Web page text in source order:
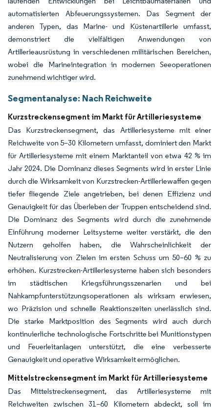
automatisierten Abfeuerungssystemen. Das Segment der
anderen Typen, das Marine- und Küstenartillerie umfasst,
demonstriert die vielfältigen Anwendungen von
Artillerieausrüstung in verschiedenen militärischen Bereichen,
wobei die Marineintegration in modernen Seeoperationen
zunehmend wichtiger wird.
Segmentanalyse: Nach Reichweite
Kurzstreckensegment im Markt für Artilleriesysteme
Das Kurzstreckensegment, das Artilleriesysteme mit einer
Reichweite von 5–30 Kilometern umfasst, dominiert den Markt
für Artilleriesysteme mit einem Marktanteil von etwa 42 % im
Jahr 2024. Die Dominanz dieses Segments wird in erster Linie
durch die Wirksamkeit von Kurzstrecken-Artilleriewaffen gegen
tiefer fliegende Ziele angetrieben, bei denen Effizienz und
Genauigkeit für das Überleben der Truppen entscheidend sind.
Die Dominanz des Segments wird durch die zunehmende
Einführung moderner Leitsysteme weiter verstärkt, die den
Nutzern geholfen haben, die Wahrscheinlichkeit der
Neutralisierung von Zielen im ersten Schuss um 50–60 % zu
erhöhen. Kurzstrecken-Artilleriesysteme haben sich besonders
im städtischen Kriegsführungsszenarien und bei
Nahkampfunterstützungsoperationen als wirksam erwiesen,
wo Präzision und schnelle Reaktionszeiten unerlässlich sind.
Die starke Marktposition des Segments wird auch durch
kontinuierliche technologische Fortschritte bei Munitionstypen
und Feuerleitanlagen unterstützt, die eine verbesserte
Genauigkeit und operative Wirksamkeit ermöglichen.
Mittelstreckensegment im Markt für Artilleriesysteme
Das Mittelstreckensegment, das Artilleriesysteme mit
Reichweiten zwischen 31–60 Kilometern abdeckt, soll im